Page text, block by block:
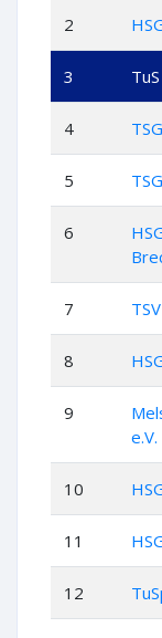
2
3
4
5
6
7
8
9
e.V.
10
11
12